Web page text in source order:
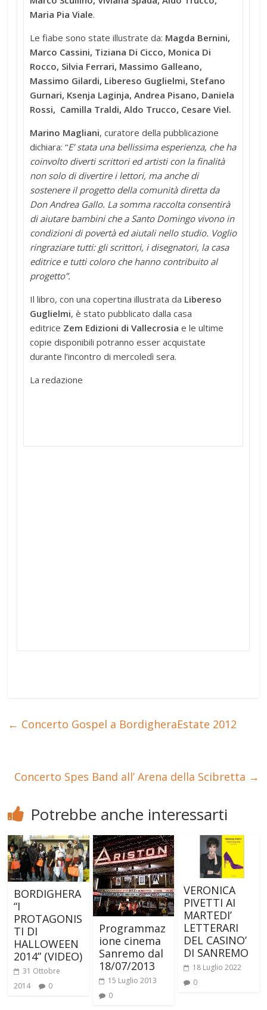
Maria Pia Viale.
Le fiabe sono state illustrate da: Magda Bernini,
Marco Cassini, Tiziana Di Cicco, Monica Di
Rocco, Silvia Ferrari, Massimo Galleano,
Massimo Gilardi, Libereso Guglielmi, Stefano
Gurnari, Ksenja Laginja, Andrea Pisano, Daniela
Rossi, Camilla Traldi, Aldo Trucco, Cesare Viel.
Marino Magliani, curatore della pubblicazione
dichiara: “E’ stata una bellissima esperienza, che ha
coinvolto diverti scrittori ed artisti con la finalità
non solo di divertire i lettori, ma anche di
sostenere il progetto della comunità diretta da
Don Andrea Gallo. La somma raccolta consentirà
di aiutare bambini che a Santo Domingo vivono in
condizioni di povertà ed aiutali nello studio. Voglio
ringraziare tutti: gli scrittori, i disegnatori, la casa
editrice e tutti coloro che hanno contribuito al
progetto”.
Il libro, con una copertina illustrata da Libereso
Guglielmi, è stato pubblicato dalla casa
editrice Zem Edizioni di Vallecrosia e le ultime
copie disponibili potranno esser acquistate
durante l’incontro di mercoledì sera.
La redazione
← Concerto Gospel a BordigheraEstate 2012
Concerto Spes Band all’ Arena della Scibretta →
Potrebbe anche interessarti
BORDIGHERA
“I
PROTAGONIS
TI DI
HALLOWEEN
2014” (VIDEO)
31 Ottobre
2014
0
Programmaz
ione cinema
Sanremo dal
18/07/2013
15 Luglio 2013
0
VERONICA
PIVETTI AI
MARTEDI’
LETTERARI
DEL CASINO’
DI SANREMO
18 Luglio 2022
0